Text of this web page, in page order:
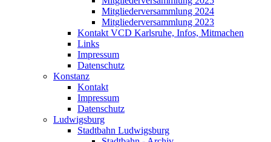
Mitgliederversammlung 2024
Mitgliederversammlung 2023
Kontakt VCD Karlsruhe, Infos, Mitmachen
Links
Impressum
Datenschutz
Konstanz
Kontakt
Impressum
Datenschutz
Ludwigsburg
Stadtbahn Ludwigsburg